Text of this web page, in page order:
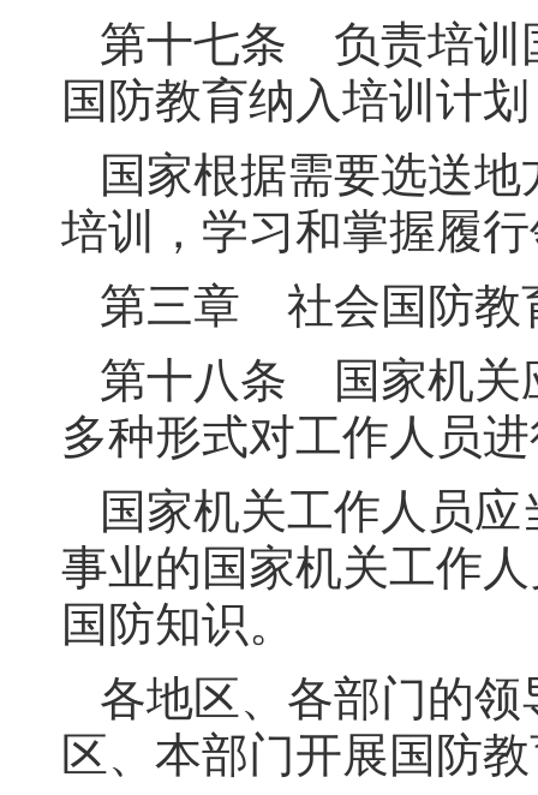
第十七条 负责培训
国防教育纳入培训计
国家根据需要选送
培训，学习和掌握履
第三章 社会国防教
第十八条 国家机关
多种形式对工作人员
国家机关工作人员
事业的国家机关工作
国防知识。
各地区、各部门的
区、本部门开展国防